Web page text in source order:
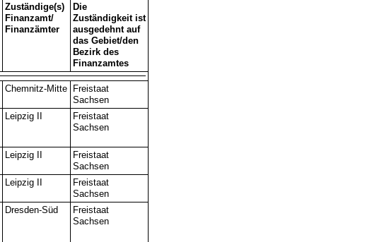
Zuständige(s)
Finanzamt/
Finanzämter
Die
Zuständigkeit ist
ausgedehnt auf
das Gebiet/den
Bezirk des
Finanzamtes
Chemnitz-Mitte
Freistaat
Sachsen
Leipzig II
Freistaat
Sachsen
Leipzig II
Freistaat
Sachsen
Leipzig II
Freistaat
Sachsen
Dresden-Süd
Freistaat
Sachsen